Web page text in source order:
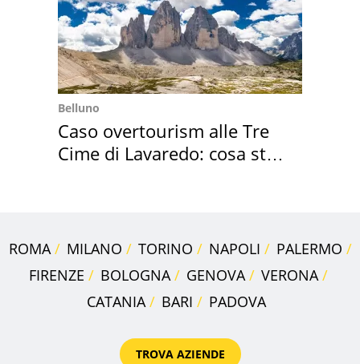
Belluno
Caso overtourism alle Tre
Cime di Lavaredo: cosa sta
ROMA MILANO TORINO NAPOLI
PALERMO
FIRENZE
BOLOGNA GENOVA
VERONA
CATANIA
BARI PADOVA
TROVA AZIENDE